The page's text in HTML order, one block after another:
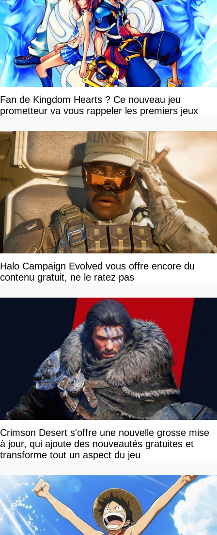
Fan de Kingdom Hearts ? Ce nouveau jeu
prometteur va vous rappeler les premiers jeux
Halo Campaign Evolved vous offre encore du
contenu gratuit, ne le ratez pas
Crimson Desert s'offre une nouvelle grosse mise
à jour, qui ajoute des nouveautés gratuites et
transforme tout un aspect du jeu